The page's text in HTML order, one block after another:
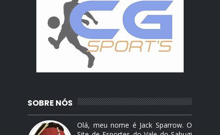
SOBRE NÓS
Olá, meu nome é Jack Sparrow. O